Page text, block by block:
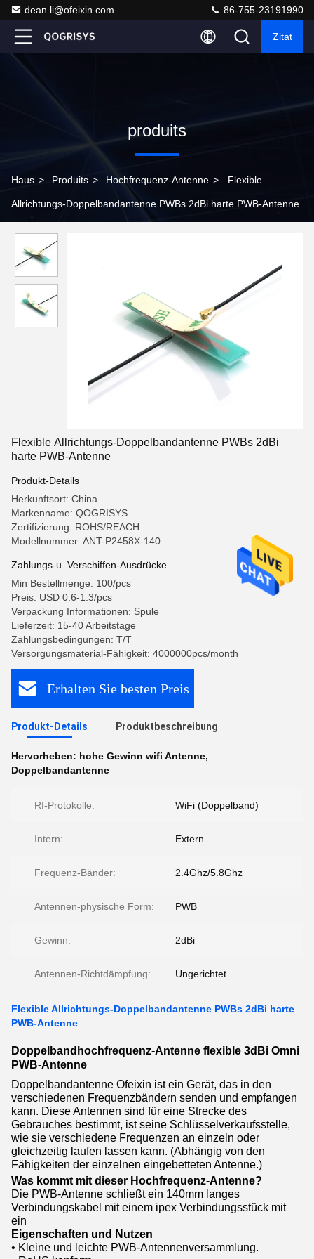
dean.li@ofeixin.com 86-755-23191990
Zitat
produits
Haus > Produits > Hochfrequenz-Antenne > Flexible
Allrichtungs-Doppelbandantenne PWBs 2dBi harte PWB-Antenne
Flexible Allrichtungs-Doppelbandantenne PWBs 2dBi
harte PWB-Antenne
Produkt-Details
Herkunftsort: China
Markenname: QOGRISYS
Zertifizierung: ROHS/REACH
Modellnummer: ANT-P2458X-140
Zahlungs-u. Verschiffen-Ausdrücke
Min Bestellmenge: 100/pcs
Preis: USD 0.6-1.3/pcs
Verpackung Informationen: Spule
Lieferzeit: 15-40 Arbeitstage
Zahlungsbedingungen: T/T
Versorgungsmaterial-Fähigkeit: 4000000pcs/month
Erhalten Sie besten Preis
Produkt-Details Produktbeschreibung
Hervorheben: hohe Gewinn wifi Antenne,
Doppelbandantenne
Rf-Protokolle: WiFi (Doppelband)
Intern: Extern
Frequenz-Bänder: 2.4Ghz/5.8Ghz
Antennen-physische Form: PWB
Gewinn: 2dBi
Antennen-Richtdämpfung: Ungerichtet
Flexible Allrichtungs-Doppelbandantenne PWBs 2dBi harte
PWB-Antenne
Doppelbandhochfrequenz-Antenne flexible 3dBi Omni
PWB-Antenne
Doppelbandantenne Ofeixin ist ein Gerät, das in den
verschiedenen Frequenzbändern senden und empfangen
kann. Diese Antennen sind für eine Strecke des
Gebrauches bestimmt, ist seine Schlüsselverkaufsstelle,
wie sie verschiedene Frequenzen an einzeln oder
gleichzeitig laufen lassen kann. (Abhängig von den
Fähigkeiten der einzelnen eingebetteten Antenne.)
Was kommt mit dieser Hochfrequenz-Antenne?
Die PWB-Antenne schließt ein 140mm langes
Verbindungskabel mit einem ipex Verbindungsstück mit
ein
Eigenschaften und Nutzen
• Kleine und leichte PWB-Antennenversammlung.